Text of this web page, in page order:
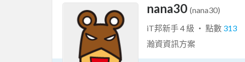
nana30 (nana30)
iT邦新手 4 級 ‧ 點數 313
瀚資資訊方案